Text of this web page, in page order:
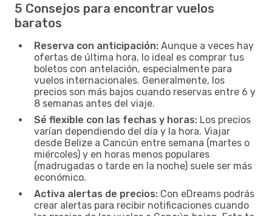
5 Consejos para encontrar vuelos
baratos
Reserva con anticipación: Aunque a veces hay
ofertas de última hora, lo ideal es comprar tus
boletos con antelación, especialmente para
vuelos internacionales. Generalmente, los
precios son más bajos cuando reservas entre 6 y
8 semanas antes del viaje.
Sé flexible con las fechas y horas: Los precios
varían dependiendo del día y la hora. Viajar
desde Belize a Cancún entre semana (martes o
miércoles) y en horas menos populares
(madrugadas o tarde en la noche) suele ser más
económico.
Activa alertas de precios: Con eDreams podrás
crear alertas para recibir notificaciones cuando